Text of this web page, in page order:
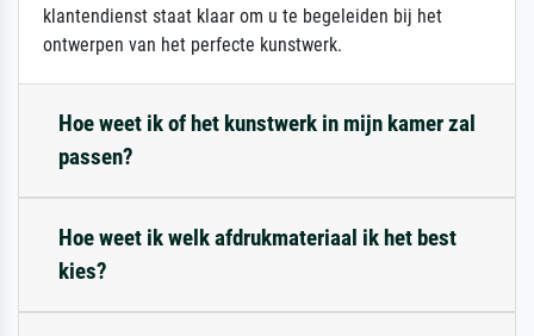
klantendienst staat klaar om u te begeleiden bij het
ontwerpen van het perfecte kunstwerk.
Hoe weet ik of het kunstwerk in mijn kamer zal
passen?
Hoe weet ik welk afdrukmateriaal ik het best
kies?